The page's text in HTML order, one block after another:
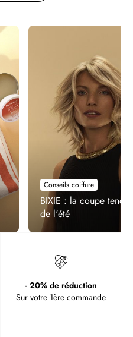
Conseils coiffure
BIXIE : la coupe
de l'été
- 20% de réduction
Sur votre 1ère commande